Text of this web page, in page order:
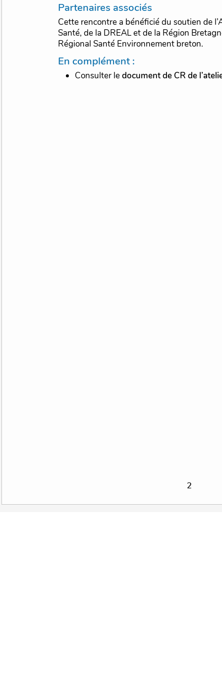
Partenaires associés
Cette rencontre a bénéficié du soutien de
Santé, de la DREAL et de la Région
Régional Santé Environnement breton.
En complément :
Consulter ledocument de CR de